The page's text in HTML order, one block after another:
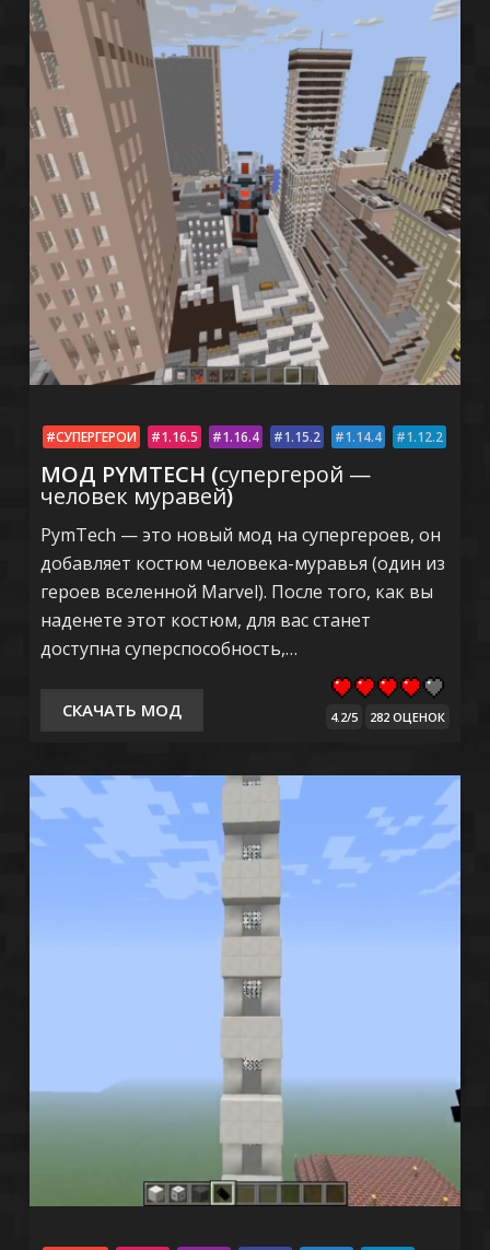
СУПЕРГЕРОИ 1.16.5 1.16.4 1.15.2 1.14.4 1.12.2
МОД PYMTECH (супергерой —
человек муравей)
PymTech — это новый мод на супергероев, он
добавляет костюм человека-муравья (один из
героев вселенной Marvel). После того, как вы
наденете этот костюм, для вас станет
доступна суперспособность,…
4.2/5 282 ОЦЕНОК
СКАЧАТЬ МОД